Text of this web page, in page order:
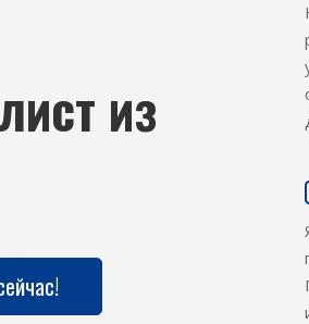
из